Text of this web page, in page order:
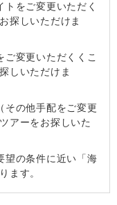
をご変更いただく
探しいただけま
ご変更いただくくこ
しいただけま
その他手配をご変更
アーをお探しいた
望の条件に近い「海
ます。